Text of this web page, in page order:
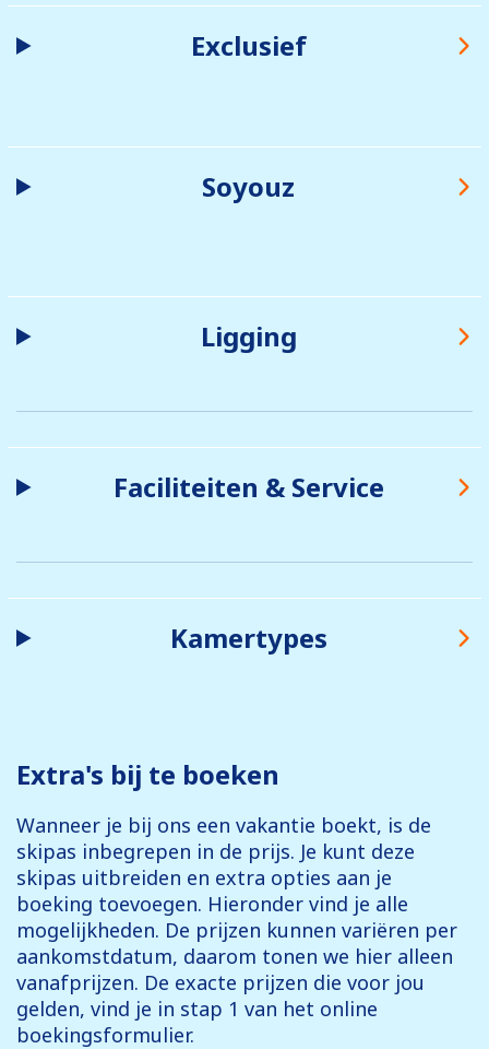
Exclusief
Soyouz
Ligging
Faciliteiten & Service
Kamertypes
Extra's bij te boeken
Wanneer je bij ons een vakantie boekt, is de
skipas inbegrepen in de prijs. Je kunt deze
skipas uitbreiden en extra opties aan je
boeking toevoegen. Hieronder vind je alle
mogelijkheden. De prijzen kunnen variëren per
aankomstdatum, daarom tonen we hier alleen
vanafprijzen. De exacte prijzen die voor jou
gelden, vind je in stap 1 van het online
boekingsformulier.